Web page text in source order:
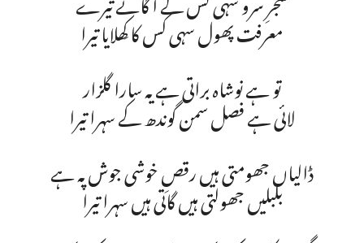
معرفت پھول سہی کس کا کِھلایا تیرا
تو ہے نوشاہ براتی ہے یہ سارا گلزار
لائی ہے فصل سمن گوندھ کے سہرا تیرا
ڈالیاں جھومتی ہیں رقصِ خوشی جوش پہ ہے
بلبلیں جھولتی ہیں گاتی ہیں سہرا تیرا